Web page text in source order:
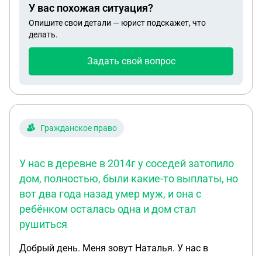
делать в такой ситуации?
У вас похожая ситуация?
Опишите свои детали — юрист подскажет, что
делать.
Задать свой вопрос
Гражданское право
У нас в деревне в 2014г у соседей затопило
дом, полностью, были какие-то выплаты, но
вот два года назад умер муж, и она с
ребёнком осталась одна и дом стал
рушиться
Добрый день. Меня зовут Наталья. У нас в